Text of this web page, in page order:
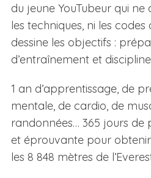
du jeune YouTubeur qui
les techniques, ni les codes
dessine les objectifs :
d’entraînement et
1 an d’apprentissage, de
mentale, de cardio, de
randonnées… 365 jours
et éprouvante pour
les 8 848 mètres de